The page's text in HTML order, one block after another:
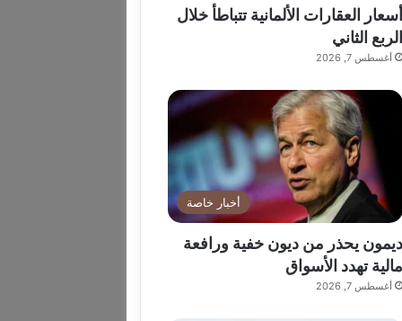
أسعار العقارات الألمانية تتباطأ خلال
الربع الثاني
أغسطس 7, 2026
أخبار خاصة
ديمون يحذر من ديون خفية ورافعة
مالية تهدد الأسواق
أغسطس 7, 2026